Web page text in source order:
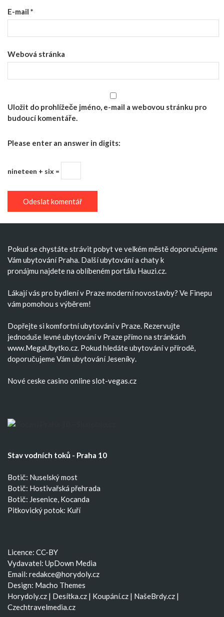
E-mail *
Webová stránka
Uložit do prohlížeče jméno, e-mail a webovou stránku pro
budoucí komentáře.
Please enter an answer in digits:
nineteen + six =
Pokud se chystáte strávit pobyt ve velkém městě doporučujeme
Vám ubytování Praha. Dalšíubytovánía chaty k
pronájmu najdete na oblíbeném portálu Hauzi.cz.
Lákají vás pro bydlení v Praze modernínovostavby? Ve Finepu
vám pomohou s výběrem!
Dopřejte si komfortníubytování v Praze. Rezervujte
jednoduše levné ubytování v Prazepřímo na stránkách
www.MegaUbytko.cz. Pokud hledáte ubytování v přírodě,
doporučujeme Vám ubytování Jeseníky.
Nové ceske casino online slot-vegas.cz
Stav vodních toků - Praha 10
Botič: Nuselský most
Botič: Hostivařská přehrada
Botič: Jesenice, Kocanda
Pitkovický potok: Kuří
Licence: CC-BY
Vydavatel: UpDown Media
Email: redakce@horydoly.cz
Design: Macho Themes
Horydoly.cz | Desítka.cz | Koupání.cz | NašeBrdy.cz |
Czechtravelmedia.cz